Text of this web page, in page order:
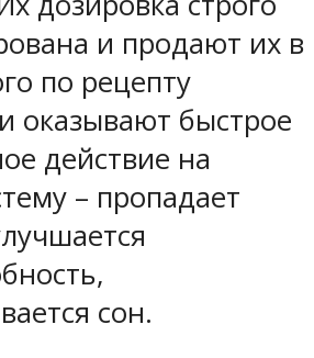
и продают их в
по рецепту
оказывают быстрое
действие на
– пропадает
сон.